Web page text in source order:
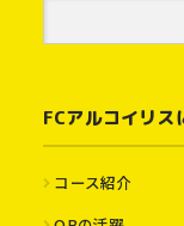
FCアルコイリス
コース紹介